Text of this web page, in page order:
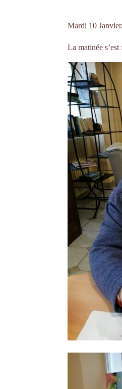
Mardi 10
La matinée